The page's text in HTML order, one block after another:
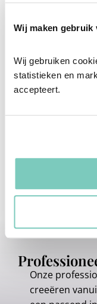
Wij maken gebruik
Wij gebruiken
statistieken en
accepteert.
Onze
creeëren